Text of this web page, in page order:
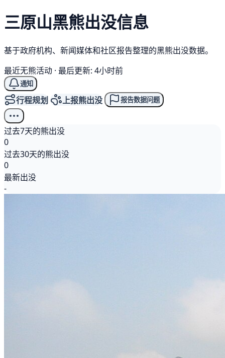
三原山黑熊出没信息
基于政府机构、新闻媒体和社区报告整理的黑熊出没数据。
最近无熊活动 · 最后更新: 4小时前
通知
行程规划 上报熊出没 报告数据问题
过去7天的熊出没
0
过去30天的熊出没
0
最新出没
-